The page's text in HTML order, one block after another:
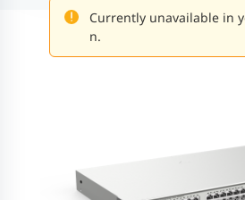
Currently unavailable in
n.